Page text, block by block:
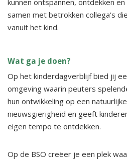
kunnen ontspannen, ontdekken
samen met betrokken collega’s
vanuit het kind.
Wat ga je doen?
Op het kinderdagverblijf bied jij
omgeving waarin peuters
hun ontwikkeling op een
nieuwsgierigheid en geeft
eigen tempo te ontdekken.
Op de BSO creëer je een plek